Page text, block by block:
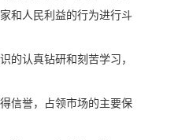
和人民利益的行为进行斗
认真钻研和刻苦学习，
信誉，占领市场的主要保